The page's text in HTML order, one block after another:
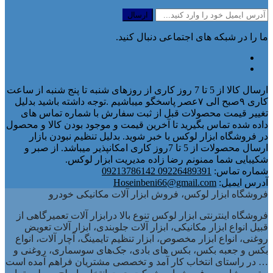
ما را در شبکه های اجتماعی دنبال کنید.
ارسال کالا از 5 تا 7 روز کاری از روزهای شنبه تا پنج شنبه از ساعت
کاری ۹صبح الی ۷عصر پاسخگو میباشیم .توجه داشته باشید بدلیل
تغییر قیمت محصولات قبل از ثبت سفارش با شماره تماس های
داده شده تماس بگیرید تا آخرین قیمت و موجود بودن کالا و محصول
در فروشگاه ابزار لوکس با خبر شوید. بدلیل تنظیم نبودن بازار
ارسال محصولات از 5 تا 7روز کاری امکانپذیر میباشد. از صبر و
شکیبایی شما ممنونم رضا زاده مدیریت ابزار لوکس.
شماره تماس: 09226489391 09213786142
آدرس ایمیل: Hoseinbeni66@gmail.com
فروشگاه ابزار لوکس، فروش ابزار آلات مکانیکی خودرو
فروشگاه اینترنتی ابزار لوکس تنوع بالا درابزار آلات تعمیرگاهی از
قبیل انواع ابزار مکانیکی، ابزار آلات جلوبندی، ابزار آلات تعویض
روغنی، انواع ابزار مخصوص، ابزار تنظیم تایمینگ، آچار آلات، انواع
بکس و جعبه بکس، بکس های بادی، جک‌های سوسماری، روغنی و
… در راستای انتخاب کار آمد و تخصصی مشتریان فراهم آمده است